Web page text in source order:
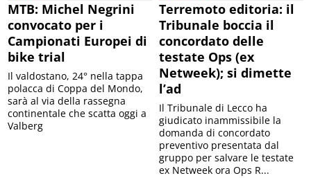
MTB: Michel Negrini
convocato per i
Campionati Europei di
bike trial
Il valdostano, 24° nella tappa
polacca di Coppa del Mondo,
sarà al via della rassegna
continentale che scatta oggi a
Valberg
Terremoto editoria: il
Tribunale boccia il
concordato delle
testate Ops (ex
Netweek); si dimette
l’ad
Il Tribunale di Lecco ha
giudicato inammissibile la
domanda di concordato
preventivo presentata dal
gruppo per salvare le testate
ex Netweek ora Ops R...